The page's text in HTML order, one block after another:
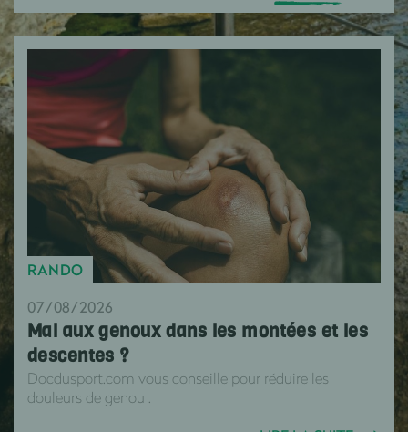
RANDO
07/08/2026
Mal aux genoux dans les montées et les
descentes ?
Docdusport.com vous conseille pour réduire les
douleurs de genou .